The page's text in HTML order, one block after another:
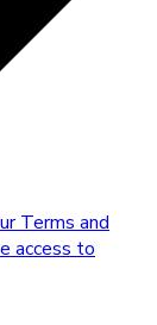
Terms and
access to